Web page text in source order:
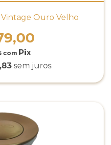
Vintage Ouro Velho
com
sem juros